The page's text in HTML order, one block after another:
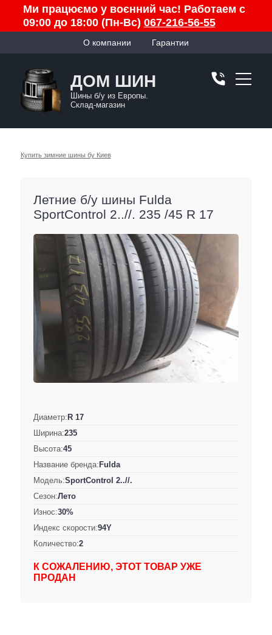
Ми працюємо у воєнний час! Работаем с
09:00 до 18:00 (Пн-Вс) 067-216-56-55
О компании Гарантии
ДОМ ШИН
Шины б/у из Европы.
Склад-магазин
Купить зимние шины бу Киев
Летние б/у шины Fulda
SportControl 2..//. 235 /45 R 17
Диаметр:R 17
Ширина:235
Высота:45
Название бренда:Fulda
Модель:SportControl 2..//.
Сезон:Лето
Износ:30%
Индекс скорости:94Y
Количество:2
К СОЖАЛЕНИЮ, ЭТОТ ТОВАР УЖЕ
ПРОДАН